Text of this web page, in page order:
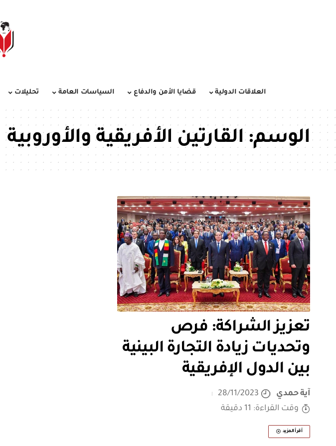
العلاقات الدولية قضايا الأمن والدفاع السياسات العامة تحليلات
الوسم:القارتين الأفريقية والأوروبية
تعزيز الشراكة: فرص
وتحديات زيادة التجارة البينية
بين الدول الإفريقية
آية حمدي
28/11/2023
وقت القراءة: 11 دقيقة
أقرأ المزيد